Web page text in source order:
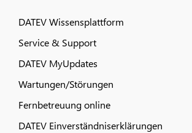
DATEV Wissensplattform
Service & Support
DATEV MyUpdates
Wartungen/Störungen
Fernbetreuung online
DATEV Einverständniserklärungen